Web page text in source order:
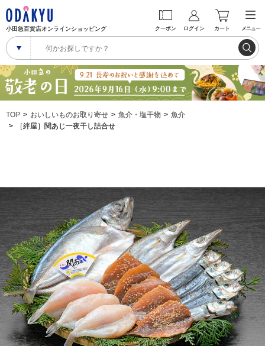
小田急百貨店オンラインショッピング クーポン ログイン カート メニュー
TOP おいしいものお取り寄せ 魚介・塩干物
魚介
［絆屋］関あじ一夜干し詰合せ